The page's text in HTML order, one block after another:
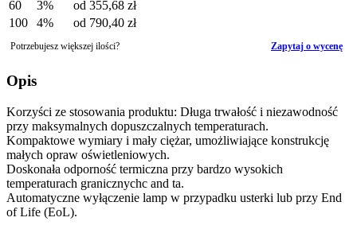
60 3% od 355,68 zł
100
4% od 790,40 zł
Potrzebujesz większej ilości? Zapytaj o wycenę
Opis
Korzyści ze stosowania produktu: Długa trwałość i niezawodność
przy maksymalnych dopuszczalnych temperaturach.
Kompaktowe wymiary i mały ciężar, umożliwiające konstrukcję
małych opraw oświetleniowych.
Doskonała odporność termiczna przy bardzo wysokich
temperaturach granicznychc and ta.
Automatyczne wyłączenie lamp w przypadku usterki lub przy End
of Life (EoL).